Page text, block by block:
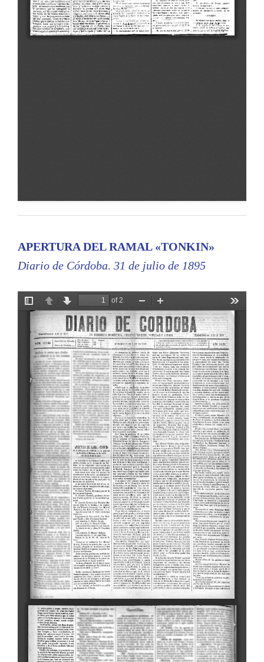
APERTURA DEL RAMAL «TONKIN»
Diario de Córdoba. 31 de julio de 1895